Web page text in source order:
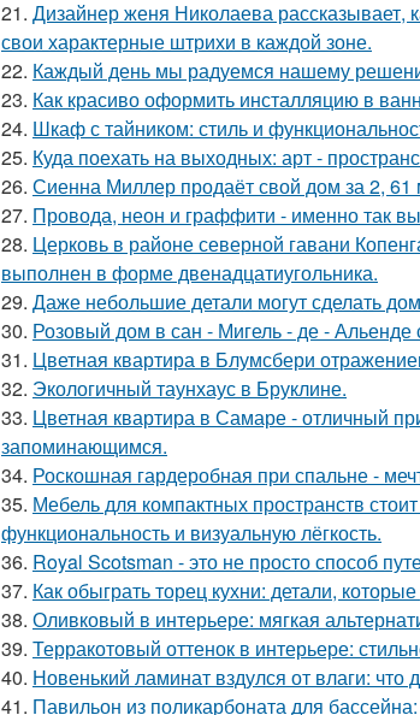
21. Дизайнер женя Николаева рассказывает,
свои характерные штрихи в каждой зоне.
22. Каждый день мы радуемся нашему
23. Как красиво оформить инсталляцию в
24. Шкаф с тайником: стиль и
25. Куда поехать на выходных: арт -
26. Сиенна Миллер продаёт свой дом за 2,
27. Провода, неон и граффити - именно так
28. Церковь в районе северной гавани
выполнен в форме двенадцатиугольника.
29. Даже небольшие детали могут сделать
30. Розовый дом в сан - Мигель - де - Альенде
31. Цветная квартира в Блумсбери
32. Экологичный таунхаус в Бруклине.
33. Цветная квартира в Самаре - отличный
запоминающимся.
34. Роскошная гардеробная при спальне -
35. Мебель для компактных пространств
функциональность и визуальную лёгкость.
36. Royal Scotsman - это не просто способ
37. Как обыграть торец кухни: детали,
38. Оливковый в интерьере: мягкая
39. Терракотовый оттенок в интерьере:
40. Новенький ламинат вздулся от влаги: что
41. Павильон из поликарбоната для